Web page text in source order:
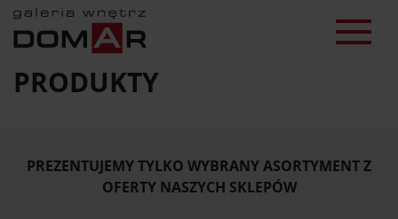
PRODUKTY
PREZENTUJEMY TYLKO WYBRANY ASORTYMENT Z
OFERTY NASZYCH SKLEPÓW